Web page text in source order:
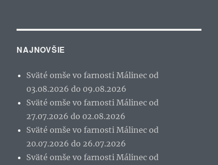
NAJNOVŠIE
Sväté omše vo farnosti Málinec od
03.08.2026 do 09.08.2026
Sväté omše vo farnosti Málinec od
27.07.2026 do 02.08.2026
Sväté omše vo farnosti Málinec od
20.07.2026 do 26.07.2026
Sväté omše vo farnosti Málinec od